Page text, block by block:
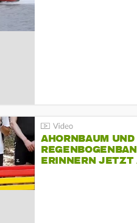
AHORNBAUM UND
ERINNERN JETZT